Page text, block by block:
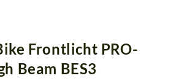
Frontlicht PRO-
Beam BES3